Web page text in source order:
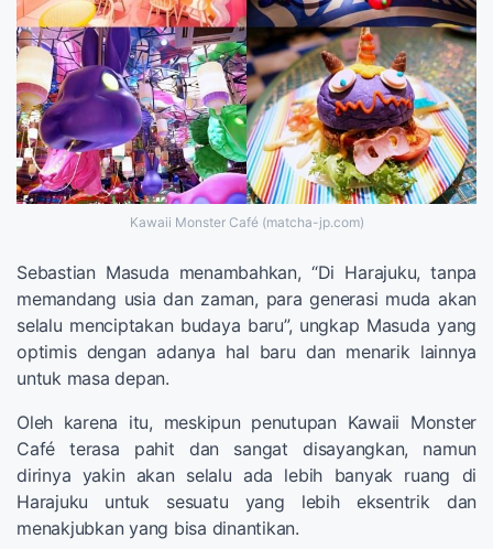
Kawaii Monster Café (matcha-jp.com)
Sebastian Masuda menambahkan, “Di Harajuku, tanpa
memandang usia dan zaman, para generasi muda akan
selalu menciptakan budaya baru”, ungkap Masuda yang
optimis dengan adanya hal baru dan menarik lainnya
untuk masa depan.
Oleh karena itu, meskipun penutupan Kawaii Monster
Café terasa pahit dan sangat disayangkan, namun
dirinya yakin akan selalu ada lebih banyak ruang di
Harajuku untuk sesuatu yang lebih eksentrik dan
menakjubkan yang bisa dinantikan.